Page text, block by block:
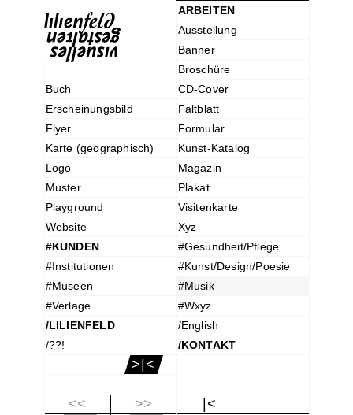
ARBEITEN
Ausstellung
Banner
Broschüre
Buch
CD-Cover
Erscheinungsbild
Faltblatt
Flyer
Formular
Karte (geographisch)
Kunst-Katalog
Logo
Magazin
Muster
Plakat
Playground
Visitenkarte
Website
Xyz
#KUNDEN
#Gesundheit/Pflege
#Institutionen
#Kunst/Design/Poesie
#Museen
#Musik
#Verlage
#Wxyz
/LILIENFELD
/English
/??!
/KONTAKT
>|<
<<
>>
|<